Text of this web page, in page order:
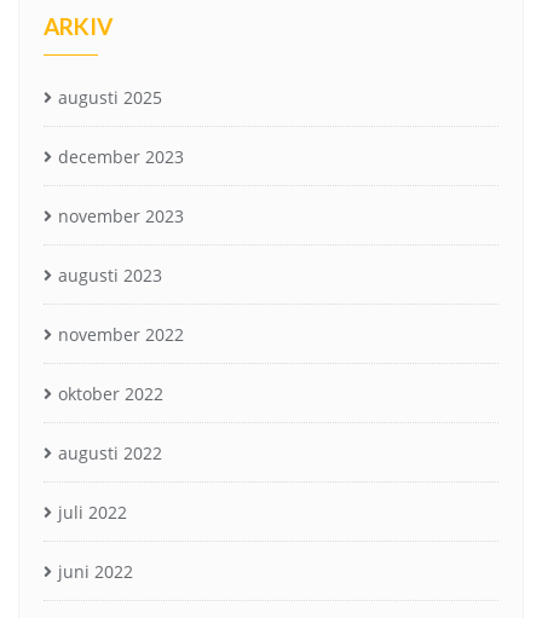
ARKIV
augusti 2025
december 2023
november 2023
augusti 2023
november 2022
oktober 2022
augusti 2022
juli 2022
juni 2022